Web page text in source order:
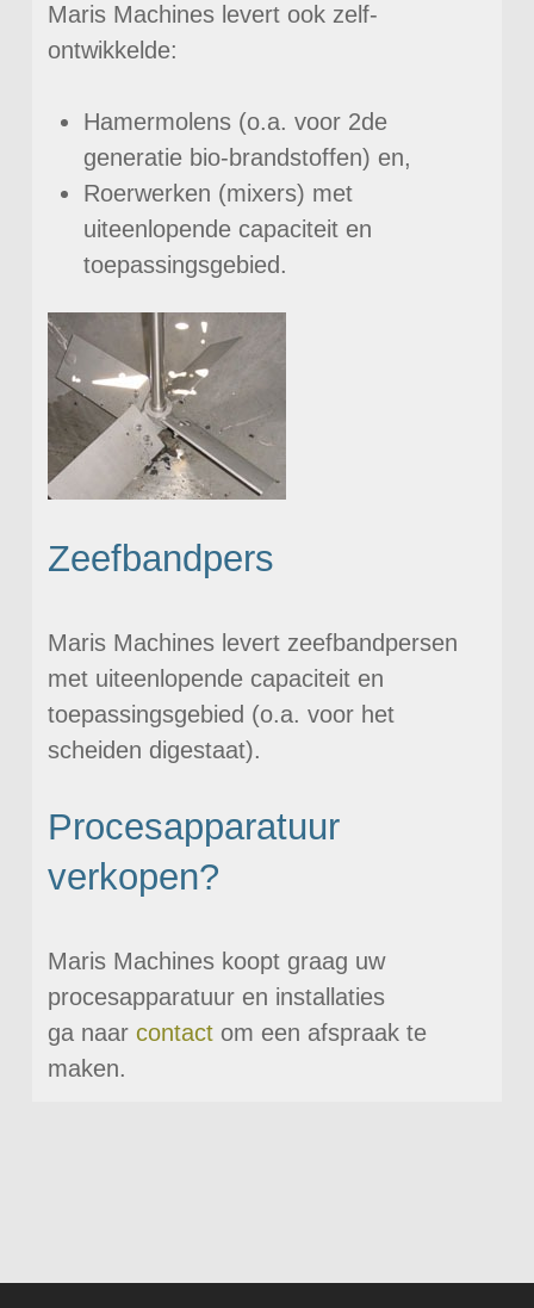
Maris Machines levert ook zelf-
ontwikkelde:
Hamermolens (o.a. voor 2de
generatie bio-brandstoffen) en,
Roerwerken (mixers) met
uiteenlopende capaciteit en
toepassingsgebied.
Zeefbandpers
Maris Machines levert zeefbandpersen
met uiteenlopende capaciteit en
toepassingsgebied (o.a. voor het
scheiden digestaat).
Procesapparatuur
verkopen?
Maris Machines koopt graag uw
procesapparatuur en installaties
ga naarcontact om een afspraak te
maken.